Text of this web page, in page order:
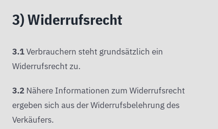
3) Widerrufsrecht
3.1Verbrauchern steht grundsätzlich ein
Widerrufsrecht zu.
3.2 Nähere Informationen zum Widerrufsrecht
ergeben sich aus der Widerrufsbelehrung des
Verkäufers.